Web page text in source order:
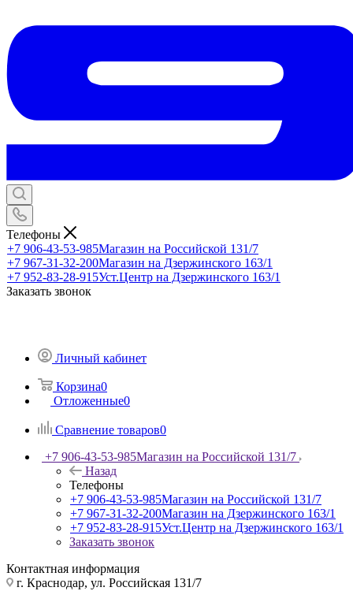
Телефоны
+7 906-43-53-985Магазин на Российской 131/7
+7 967-31-32-200Магазин на Дзержинского 163/1
+7 952-83-28-915Уст.Центр на Дзержинского 163/1
Заказать звонок
Личный кабинет
Корзина0
Отложенные0
Сравнение товаров0
+7 906-43-53-985Магазин на Российской 131/7
Назад
Телефоны
+7 906-43-53-985Магазин на Российской 131/7
+7 967-31-32-200Магазин на Дзержинского 163/1
+7 952-83-28-915Уст.Центр на Дзержинского 163/1
Заказать звонок
Контактная информация
г. Краснодар, ул. Российская 131/7